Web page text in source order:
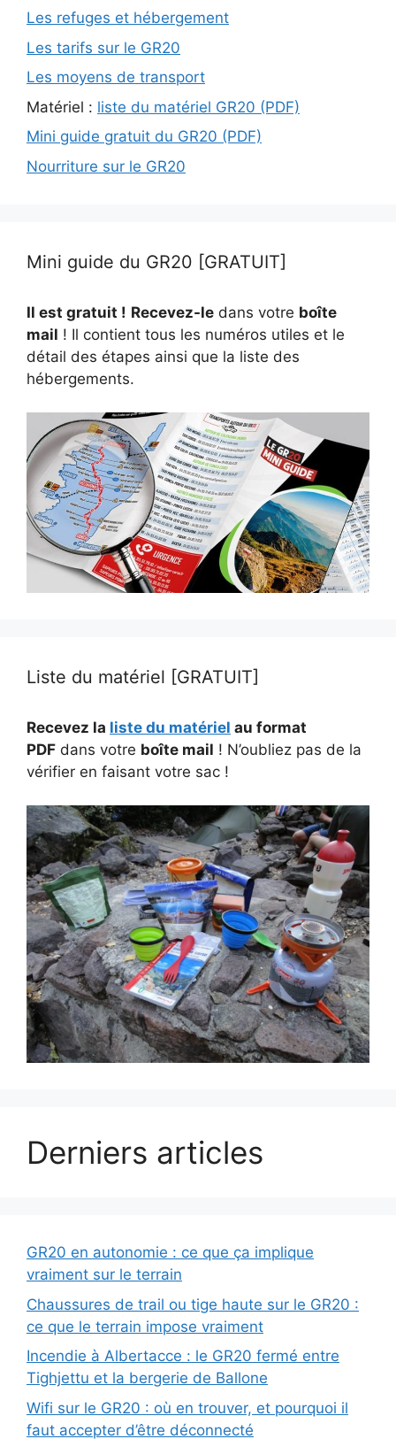
Les refuges et hébergement
Les tarifs sur le GR20
Les moyens de transport
Matériel : liste du matériel GR20 (PDF)
Mini guide gratuit du GR20 (PDF)
Nourriture sur le GR20
Mini guide du GR20 [GRATUIT]
Il est gratuit ! Recevez-le dans votre boîte
mail ! Il contient tous les numéros utiles et le
détail des étapes ainsi que la liste des
hébergements.
Liste du matériel [GRATUIT]
Recevez la liste du matériel au format
PDF dans votre boîte mail ! N’oubliez pas de la
vérifier en faisant votre sac !
Derniers articles
GR20 en autonomie : ce que ça implique
vraiment sur le terrain
Chaussures de trail ou tige haute sur le GR20 :
ce que le terrain impose vraiment
Incendie à Albertacce : le GR20 fermé entre
Tighjettu et la bergerie de Ballone
Wifi sur le GR20 : où en trouver, et pourquoi il
faut accepter d’être déconnecté